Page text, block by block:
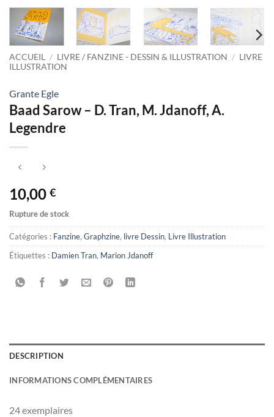
ACCUEIL / LIVRE / FANZINE - DESSIN & ILLUSTRATION / LIVRE
ILLUSTRATION
Grante Egle
Baad Sarow – D. Tran, M. Jdanoff, A.
Legendre
10,00 €
Rupture de stock
Catégories : Fanzine, Graphzine, livre Dessin, Livre Illustration
Étiquettes : Damien Tran, Marion Jdanoff
DESCRIPTION
INFORMATIONS COMPLÉMENTAIRES
24 exemplaires